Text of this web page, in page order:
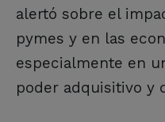
alertó sobre el
pymes y en las
especialmente en
poder adquisitivo y